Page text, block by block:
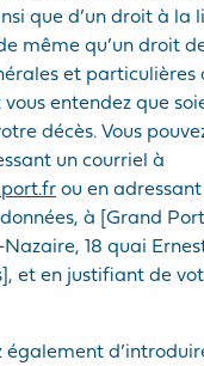
que d’un droit à la
même qu’un droit
et particulières
entendez que
décès. Vous
un courriel à
ou en
à [Grand
18 quai
et en justifiant de
également